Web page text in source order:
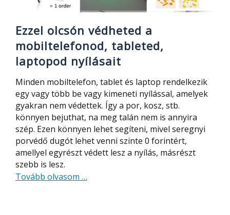
Ezzel olcsón védheted a
mobiltelefonod, tableted,
laptopod nyílásait
Minden mobiltelefon, tablet és laptop rendelkezik
egy vagy több be vagy kimeneti nyílással, amelyek
gyakran nem védettek. Így a por, kosz, stb.
könnyen bejuthat, na meg talán nem is annyira
szép. Ezen könnyen lehet segíteni, mivel seregnyi
porvédő dugót lehet venni szinte 0 forintért,
amellyel egyrészt védett lesz a nyílás, másrészt
szebb is lesz.
Tovább olvasom about
…